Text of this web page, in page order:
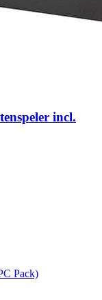
incl.
Pack)